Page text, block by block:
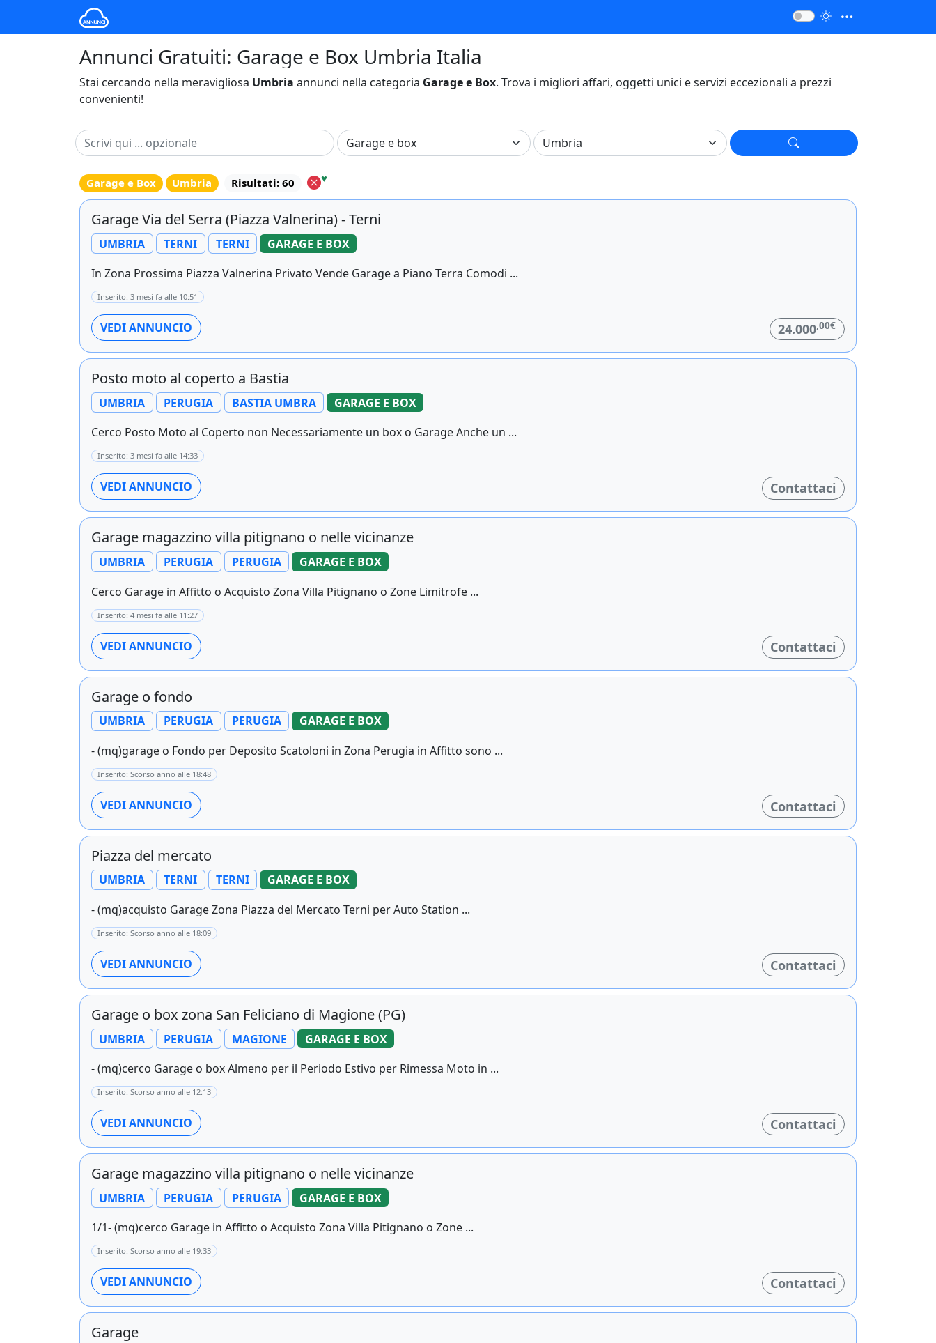
Annunci Gratuiti: Garage e Box Umbria Italia
Stai cercando nella meravigliosa Umbria annunci nella categoria Garage e Box. Trova i migliori affari, oggetti unici e servizi eccezionali a prezzi
convenienti!
Garage e Box Umbria Risultati: 60 ♥
Garage Via del Serra (Piazza Valnerina) - Terni
UMBRIA TERNI TERNI
GARAGE E BOX
In Zona Prossima Piazza Valnerina Privato Vende Garage a Piano Terra Comodi ...
Inserito: 3 mesi fa alle 10:51
VEDI ANNUNCIO 24.000,00€
Posto moto al coperto a Bastia
UMBRIA PERUGIA BASTIA UMBRA
GARAGE E BOX
Cerco Posto Moto al Coperto non Necessariamente un box o Garage Anche un ...
Inserito: 3 mesi fa alle 14:33
VEDI ANNUNCIO Contattaci
Garage magazzino villa pitignano o nelle vicinanze
UMBRIA PERUGIA PERUGIA
GARAGE E BOX
Cerco Garage in Affitto o Acquisto Zona Villa Pitignano o Zone Limitrofe ...
Inserito: 4 mesi fa alle 11:27
VEDI ANNUNCIO Contattaci
Garage o fondo
UMBRIA PERUGIA PERUGIA
GARAGE E BOX
- (mq)garage o Fondo per Deposito Scatoloni in Zona Perugia in Affitto sono ...
Inserito: Scorso anno alle 18:48
VEDI ANNUNCIO Contattaci
Piazza del mercato
UMBRIA TERNI TERNI
GARAGE E BOX
- (mq)acquisto Garage Zona Piazza del Mercato Terni per Auto Station ...
Inserito: Scorso anno alle 18:09
VEDI ANNUNCIO Contattaci
Garage o box zona San Feliciano di Magione (PG)
UMBRIA PERUGIA MAGIONE
GARAGE E BOX
- (mq)cerco Garage o box Almeno per il Periodo Estivo per Rimessa Moto in ...
Inserito: Scorso anno alle 12:13
VEDI ANNUNCIO Contattaci
Garage magazzino villa pitignano o nelle vicinanze
UMBRIA PERUGIA PERUGIA
GARAGE E BOX
1/1- (mq)cerco Garage in Affitto o Acquisto Zona Villa Pitignano o Zone ...
Inserito: Scorso anno alle 19:33
VEDI ANNUNCIO Contattaci
Garage